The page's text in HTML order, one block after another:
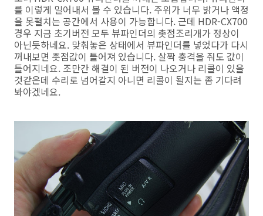
를 이렇게 밀어내서 볼 수 있습니다. 주위가 너무 밝거나 액정
을 못펼치는 공간에서 사용이 가능합니다. 근데 HDR-CX700
경우 지금 초기버전 모두 뷰파인더의 촛점조리개가 정상이
아닌듯하네요. 맞춰놓은 상태에서 뷰파인더를 넣었다가 다시
꺼내보면 촛점값이 틀어져 있습니다. 살짝 충격을 줘도 값이
틀어지네요. 조만간 해결이 된 버전이 나오거나 리콜이 있을
것같은데 수리로 넘어갈지 아니면 리콜이 될지는 좀 기다려
봐야겠네요.